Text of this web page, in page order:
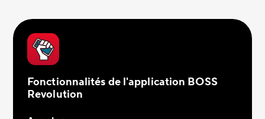
Fonctionnalités de l'application BOSS
Revolution